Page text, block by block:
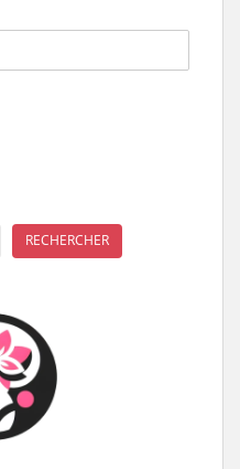
RECHERCHER